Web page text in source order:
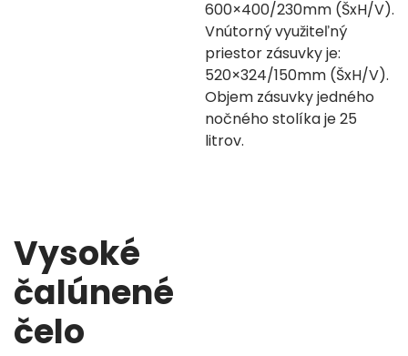
600×400/230mm (ŠxH/V).
Vnútorný využiteľný
priestor zásuvky je:
520×324/150mm (ŠxH/V).
Objem zásuvky jedného
nočného stolíka je 25
litrov.
Vysoké
čalúnené
čelo